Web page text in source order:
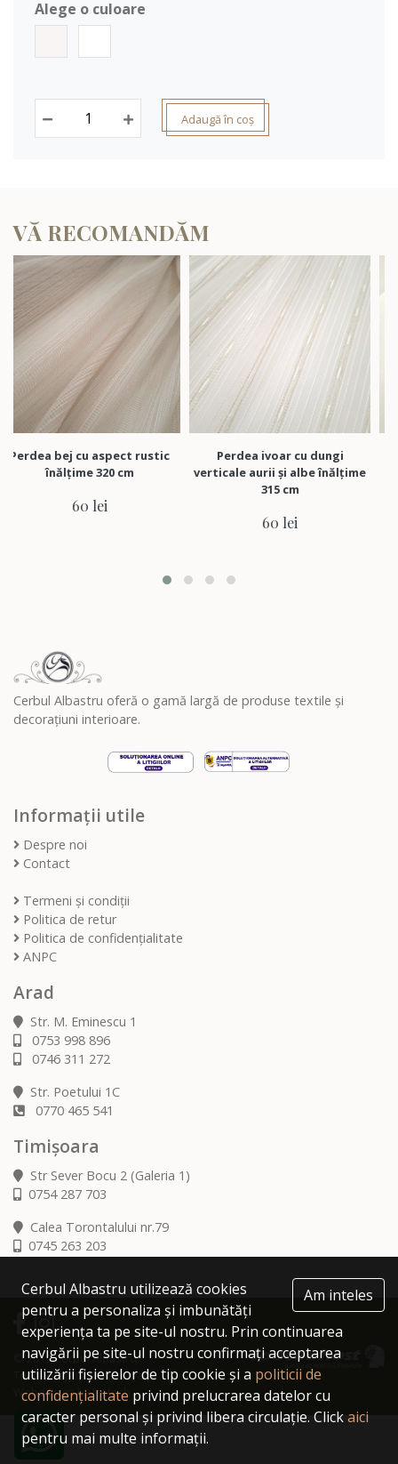
Alege o culoare
Adaugă în coș
VĂ RECOMANDĂM
cu aspect rustic
320 cm
Perdea ivoar cu dungi
verticale aurii și albe înălțime
Perdea
Cerbul Albastru oferă o gamă largă de produse textile și
decorațiuni interioare.
Informații utile
Despre noi
Contact
Termeni și condiții
Politica de retur
Politica de confidențialitate
ANPC
Arad
Str. M. Eminescu 1
0753 998 896
0746 311 272
Str. Poetului 1C
0770 465 541
Timișoara
Str Sever Bocu 2 (Galeria 1)
0754 287 703
Calea Torontalului nr.79
0745 263 203
© 2019 Cerbul Albastru.
Toate drepturile rezervate.
Webdesign by Icetech
Am inteles
Cerbul Albastru utilizează cookies
pentru a personaliza și imbunătăți
experiența ta pe site-ul nostru. Prin continuarea
navigării pe site-ul nostru confirmați acceptarea
utilizării fișierelor de tip cookie și a politicii de
confidențialitate privind prelucrarea datelor cu
caracter personal și privind libera circulație. Clickaici
pentru mai multe informații.